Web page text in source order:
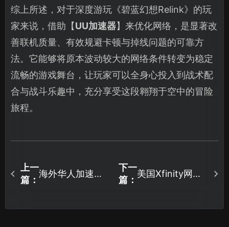
综上所述，对于深度游玩《碧蓝幻想Relink》的玩
家来说，借助【UU加速器】来优化网络，是显著改
善联机质量、有效规避卡顿与掉线问题的可靠方
法。它能够将原本波动较大的网络条件转变为稳定
流畅的游戏舞台，让玩家可以全身心投入到战术配
合与战斗乐趣中，充分享受这段翱翔于空中的冒险
旅程。
上一
篇：
海外华人加速器
化工具推荐！
下一
篇：
美国Xfinity网络
键解决！